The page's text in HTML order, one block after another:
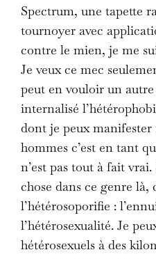
Spectrum, une tapette
tournoyer avec
contre le mien, je me
Je veux ce mec
peut en vouloir un autre
internalisé
dont je peux
hommes c’est en tant
n’est pas tout à fait vrai.
chose dans ce genre là,
l’hétérosoporifie :
l’hétérosexualité. Je
hétérosexuels à des